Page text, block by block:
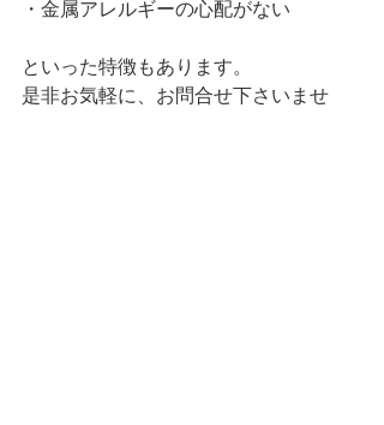
・金属アレルギーの心配がない
といった特徴もあります。
是非お気軽に、お問合せ下さいませ